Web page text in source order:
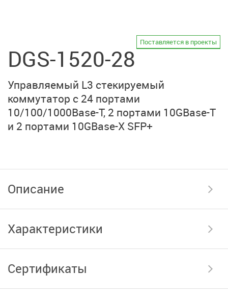
DGS-1520-28
Поставляется в проекты
Управляемый L3 стекируемый
коммутатор с 24 портами
10/100/1000Base-T, 2 портами 10GBase-T
и 2 портами 10GBase-X SFP+
Описание
Характеристики
Сертификаты